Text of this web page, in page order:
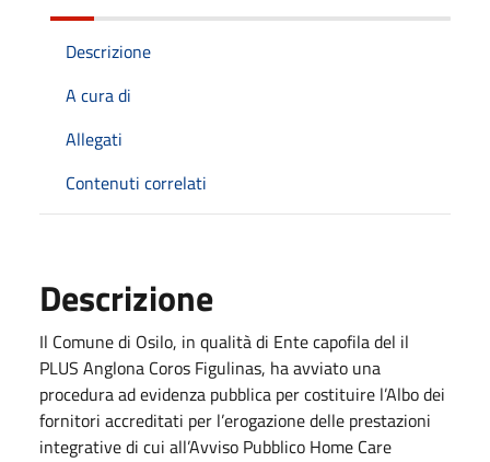
Descrizione
A cura di
Allegati
Contenuti correlati
Descrizione
Il Comune di Osilo, in qualità di Ente capofila del il
PLUS Anglona Coros Figulinas, ha avviato una
procedura ad evidenza pubblica per costituire l’Albo dei
fornitori accreditati per l’erogazione delle prestazioni
integrative di cui all’Avviso Pubblico Home Care